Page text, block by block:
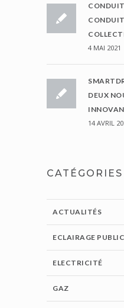
4 MAI 2021
DEUX
14 AVRIL
CATÉGORIES
ACTUALITÉS
ECLAIRAGE PUBLIC
ELECTRICITÉ
GAZ